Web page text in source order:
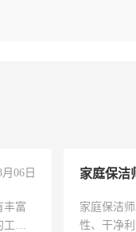
月06日
丰富
工
家庭保洁
家庭保洁
性、干净